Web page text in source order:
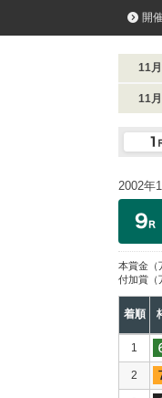
開
11
11
2002年
本賞金
付加賞
着順
1
2